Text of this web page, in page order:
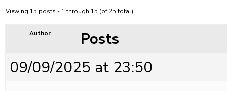
Viewing 15 posts - 1 through 15 (of 25 total)
Author
Posts
09/09/2025 at 23:50